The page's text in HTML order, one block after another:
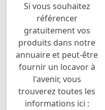
Si vous souhaitez
référencer
gratuitement vos
produits dans notre
annuaire et peut-être
fournir un locavor à
l'avenir, vous
trouverez toutes les
informations ici :